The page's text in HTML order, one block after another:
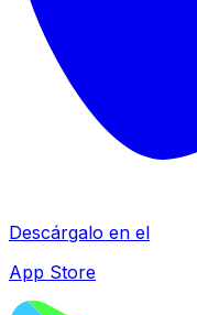
Descárgalo en el
App Store